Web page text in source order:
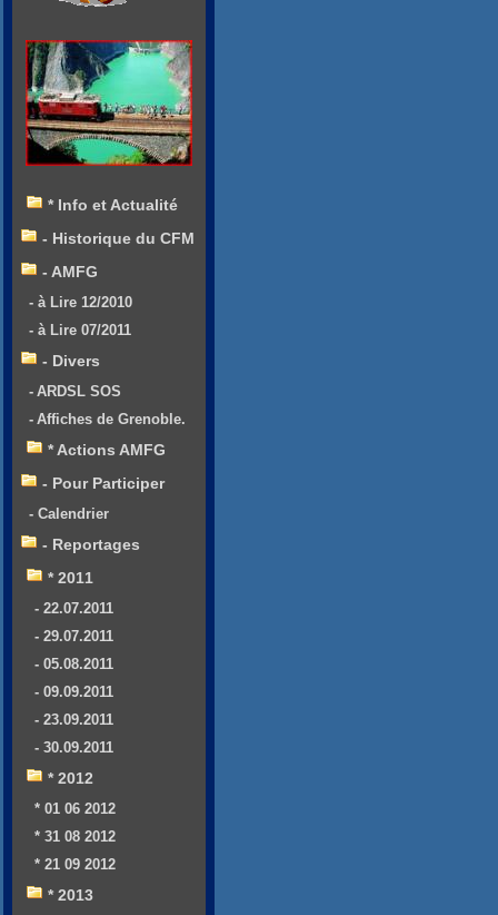
* Info et Actualité
- Historique du CFM
- AMFG
- à Lire 12/2010
- à Lire 07/2011
- Divers
- ARDSL SOS
- Affiches de Grenoble.
* Actions AMFG
- Pour Participer
- Calendrier
- Reportages
* 2011
- 22.07.2011
- 29.07.2011
- 05.08.2011
- 09.09.2011
- 23.09.2011
- 30.09.2011
* 2012
* 01 06 2012
* 31 08 2012
* 21 09 2012
* 2013